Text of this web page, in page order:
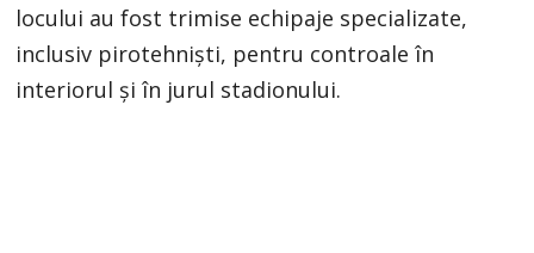
locului au fost trimise echipaje specializate,
inclusiv pirotehniști, pentru controale în
interiorul și în jurul stadionului.